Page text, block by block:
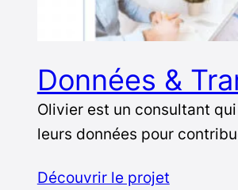
Données &
Olivier est un consultant
leurs données pour
Découvrir le projet